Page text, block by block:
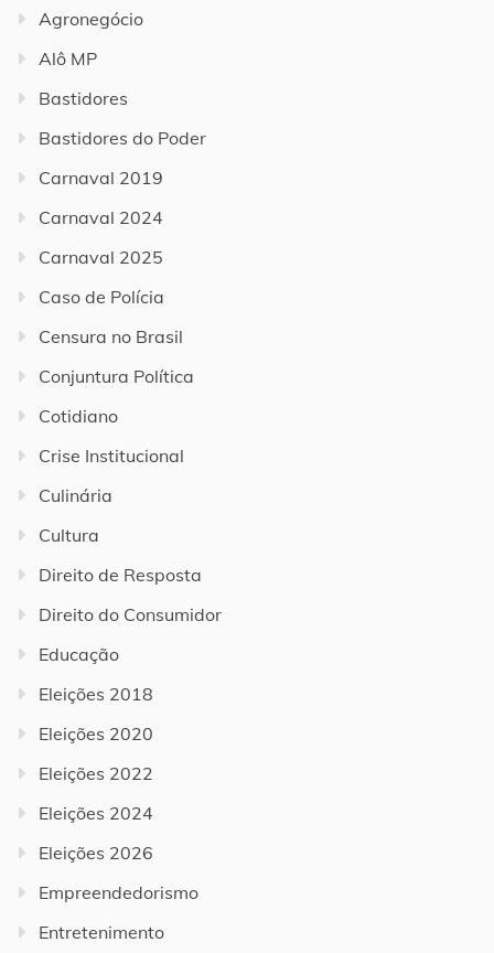
Agronegócio
Alô MP
Bastidores
Bastidores do Poder
Carnaval 2019
Carnaval 2024
Carnaval 2025
Caso de Polícia
Censura no Brasil
Conjuntura Política
Cotidiano
Crise Institucional
Culinária
Cultura
Direito de Resposta
Direito do Consumidor
Educação
Eleições 2018
Eleições 2020
Eleições 2022
Eleições 2024
Eleições 2026
Empreendedorismo
Entretenimento